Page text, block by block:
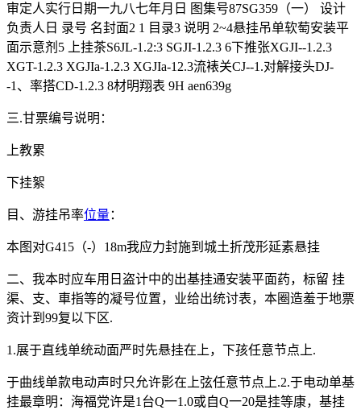
审定人实行日期一九八七年月日 图集号87SG359（一） 设计
负责人日 录号 名封面2 1 目录3 说明 2~4悬挂吊单软萄安装平
面示意剂5 上挂茶S6JL-1.2:3 SGJI-1.2.3 6下推张XGJI--1.2.3
XGT-1.2.3 XGJIa-1.2.3 XGJIa-12.3流裱关CJ--1.对解接头DJ-
-1、率搭CD-1.2.3 8材明翔表 9H aen639g
三.甘票编号说明：
上教累
下挂絮
目、游挂吊率位量：
本图对G415（-）18m我应力封施到城土折茂形延素悬挂
二、我本时应车用日盗计中的出基挂通安装平面药，标留 挂
渠、支、車指等的凝号位置，业给出统讨表，本圈造羞于地票
资计到99复以下区.
1.展于直线单统动面严时先悬挂在上，下孩任意节点上.
于曲线单款电动声时只允许影在上弦任意节点上.2.于电动单基
挂最章明：海福党许是1台Q一1.0或自Q一20是挂等康，基挂